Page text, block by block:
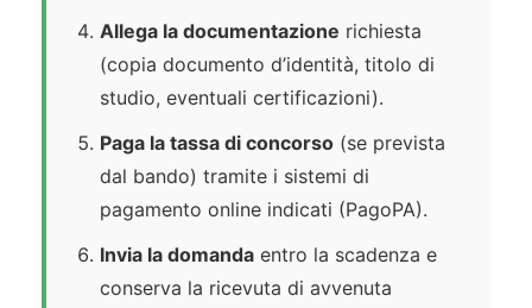
Allega la documentazione richiesta
(copia documento d’identità, titolo di
studio, eventuali certificazioni).
Paga la tassa di concorso (se prevista
dal bando) tramite i sistemi di
pagamento online indicati (PagoPA).
Invia la domanda entro la scadenza e
conserva la ricevuta di avvenuta